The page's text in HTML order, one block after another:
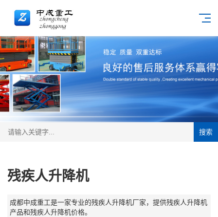
搜索
残疾人升降机
成都中成重工是一家专业的残疾人升降机厂家，提供残疾人升降机
产品和残疾人升降机价格。